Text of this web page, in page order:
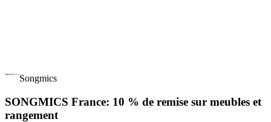
Songmics
SONGMICS France: 10 % de remise sur meubles et
rangement